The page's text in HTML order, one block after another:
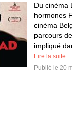
Du cinéma
hormones
cinéma
parcours
impliqué
Lire la suite
Publié le 20